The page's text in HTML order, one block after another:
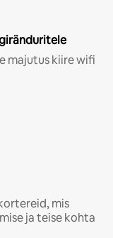
majutus kiire wifi
mis
ja teise kohta